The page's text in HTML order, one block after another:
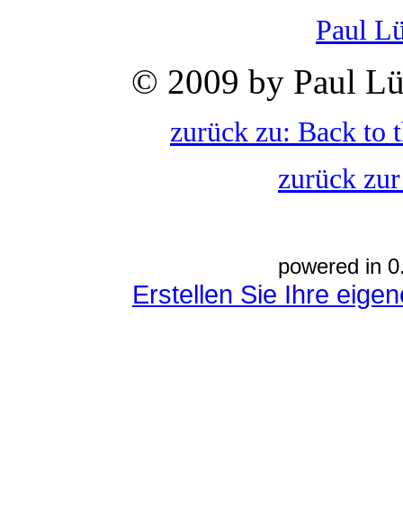
Paul
© 2009 by Paul
zurück zu: Back to
zurück
powered in
Erstellen Sie Ihre